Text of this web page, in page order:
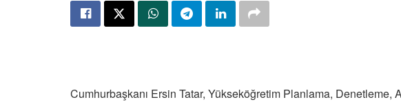
Cumhurbaşkanı Ersin Tatar, Yükseköğretim Planlama,